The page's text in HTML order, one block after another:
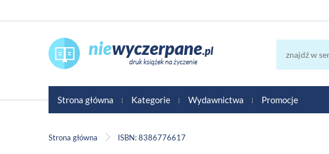
Strona główna Kategorie Wydawnictwa Promocje
Strona główna ISBN: 8386776617